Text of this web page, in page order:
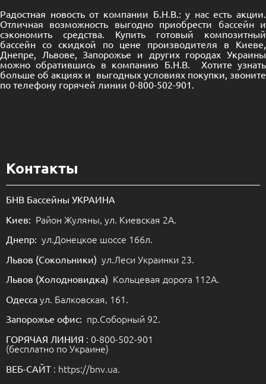
Радостная новость от компании Б.Н.В.: у нас есть акции.
Отличная возможность выгодно приобрести бассейн и
сэкономить средства. Купить готовый композитный
бассейн со скидкой по цене производителя в Киеве,
Днепре, Львове, Запорожье и других городах Украины
можно обратившись в компанию Б.Н.В. Хотите узнать
больше об акциях и выгодных условиях покупки, звоните
по телефону горячей линии 0-800-502-901.
Контакты
БНВ Бассейны УКРАИНА
Киев: Район Жуляны, ул. Киевская 2А.
Днепр: ул.Донецкое шоссе 166л.
Львов (Сокольники) ул.Леси Украинки 23.
Львов (Холодновидка) Кольцевая дорога 112А.
Одесса ул. Балковская, 161.
Запорожье офис: пр.Соборный 92.
ГОРЯЧАЯ ЛИНИЯ : 0-800-502-901
(бесплатно по Украине)
ВЕБ-САЙТ : https://bnv.ua.